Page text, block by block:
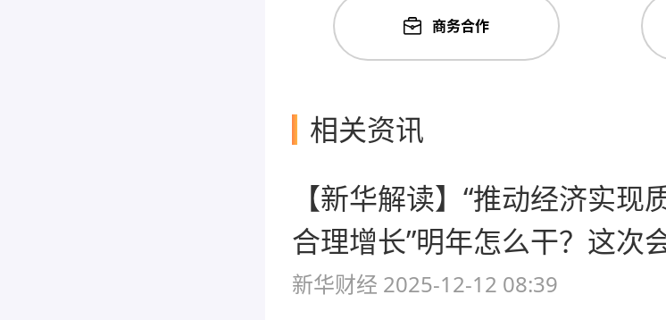
商务合作
相关资讯
【新华解读】“推动经济实
合理增长”明年怎么干？这次
新华财经 2025-12-12 08:39